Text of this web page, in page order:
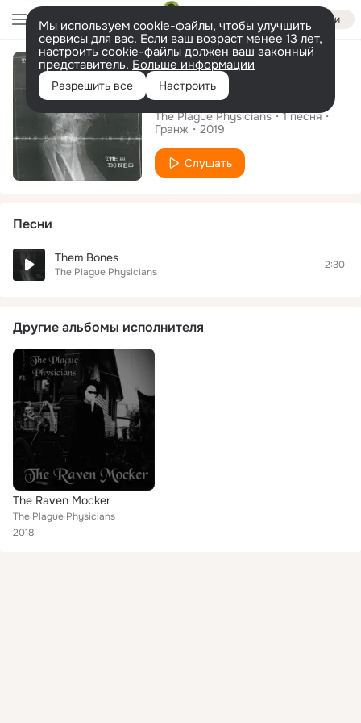
Войти
Мы используем cookie-файлы, чтобы улучшить
сервисы для вас. Если ваш возраст менее 13 лет,
настроить cookie-файлы должен ваш законный
представитель. Больше информации
Разрешить все Настроить
Сингл
Them Bones
The Plague Physicians 1песня
Гранж
2019
Слушать
Песни
Them Bones
The Plague Physicians
2:30
Другие альбомы исполнителя
The Raven Mocker
The Plague Physicians
2018